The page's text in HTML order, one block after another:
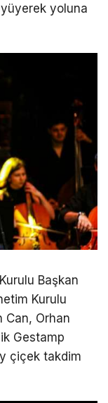
yoluna
Başkan
Kurulu
Can, Orhan
Gestamp
çiçek takdim